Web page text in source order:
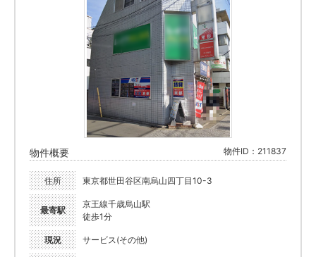
物件概要 物件ID：211837
住所 東京都世田谷区南烏山四丁目10-3
最寄駅
京王線千歳烏山駅
徒歩1分
現況 サービス(その他)